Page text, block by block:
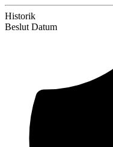
Historik
Beslut Datum